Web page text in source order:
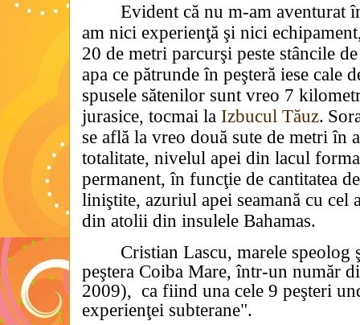
Evident că nu m-am aventurat
am nici experienţă şi nici
20 de metri parcurşi peste stâncile
apa ce pătrunde în peşteră iese cale
spusele sătenilor sunt vreo 7
jurasice, tocmai la Izbucul Tăuz.
se află la vreo două sute de metri în
totalitate, nivelul apei din lacul
permanent, în funcţie de cantitatea
liniştite, azuriul apei seamană cu cel
din atolii din insulele Bahamas.
Cristian Lascu, marele speolog
peştera Coiba Mare, într-un număr
2009), ca fiind una cele 9 peşteri
experienţei subterane".